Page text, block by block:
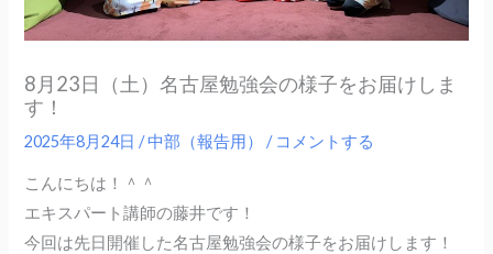
8月23日（土）名古屋勉強会の様子をお届けしま
す！
2025年8月24日/中部（報告用） / コメントする
こんにちは！＾＾
エキスパート講師の藤井です！
今回は先日開催した名古屋勉強会の様子をお届けします！